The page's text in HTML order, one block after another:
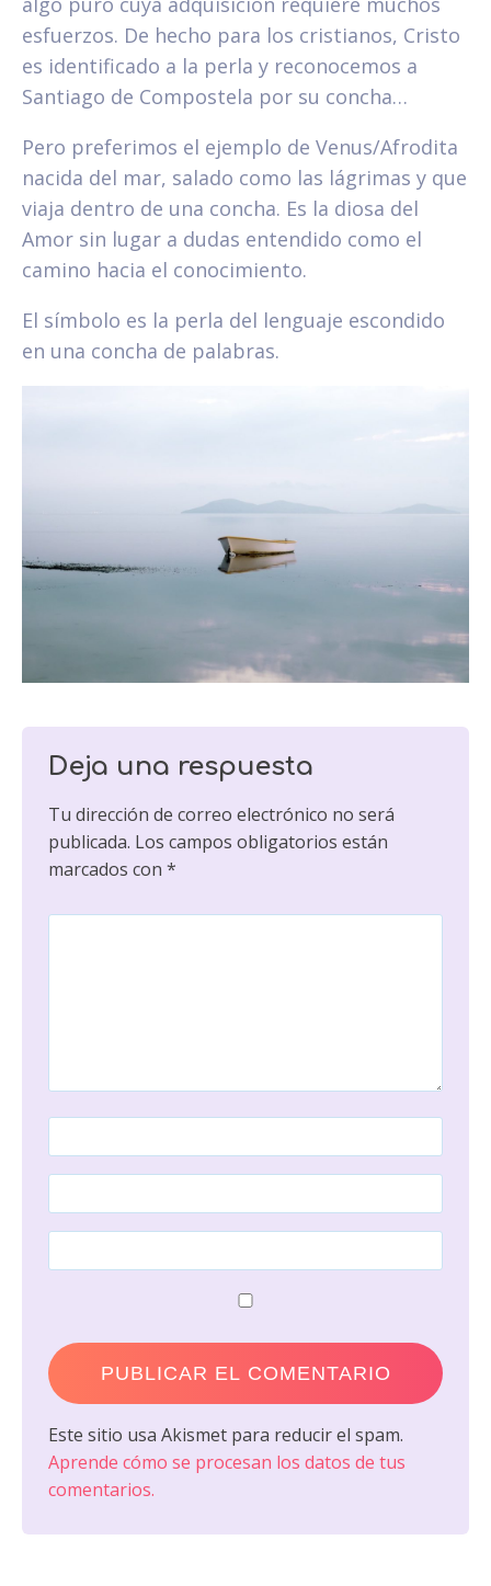
esfuerzos. De hecho para los cristianos, Cristo
es identificado a la perla y reconocemos a
Santiago de Compostela por su concha…
Pero preferimos el ejemplo de Venus/Afrodita
nacida del mar, salado como las lágrimas y que
viaja dentro de una concha. Es la diosa del
Amor sin lugar a dudas entendido como el
camino hacia el conocimiento.
El símbolo es la perla del lenguaje escondido
en una concha de palabras.
Deja una respuesta
Tu dirección de correo electrónico no será
publicada. Los campos obligatorios están
marcados con *
Este sitio usa Akismet para reducir el spam.
Aprende cómo se procesan los datos de tus
comentarios.